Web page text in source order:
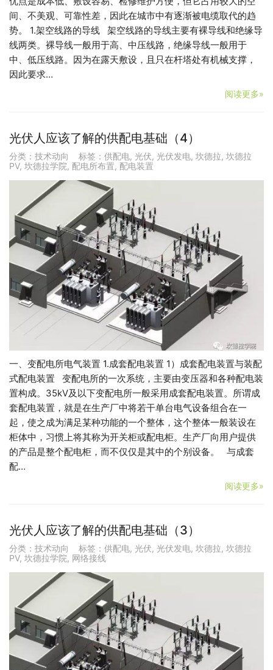
间、不美观、可靠性差，因此在城市中有逐渐被电缆取代的趋
势。 1.架空线路的导线 架空线路的导线主要有裸导线和绝缘导
线两类。裸导线一般用于高、中压线路，绝缘导线一般用于
中、低压线路。因为在露天敷设，且只在杆塔处有机械支撑，
因此要求…
阅读更多»
光伏人应该了解的供配电基础（4）
分类： 技术动向 标签： 供配电, 光伏, 光伏发电, 坎德拉, 坎德拉
PV, 坎德拉学院, 配电所布置, 配电装置
一、变配电所电气装置 1.成套配电装置 1）成套配电装置与装配
式配电装置 变配电所的一次系统，主要由变压器和各种配电装
置构成。35kV及以下变配电所一般采用成套配电装置。所谓成
套配电装置，就是在生产厂中将若干单台电气设备组合在一
起，使之成为满足某种功能的一个整体，这个整体一般装设在
柜体中，习惯上将其称为开关柜或配电柜。生产厂向用户提供
的产品是整个配电柜，而不仅仅是其中的个别设备。 与成套
配…
阅读更多»
光伏人应该了解的供配电基础（3）
分类： 技术动向 标签： 供配电, 光伏, 光伏发电, 坎德拉, 坎德拉
PV, 坎德拉学院, 网络接线